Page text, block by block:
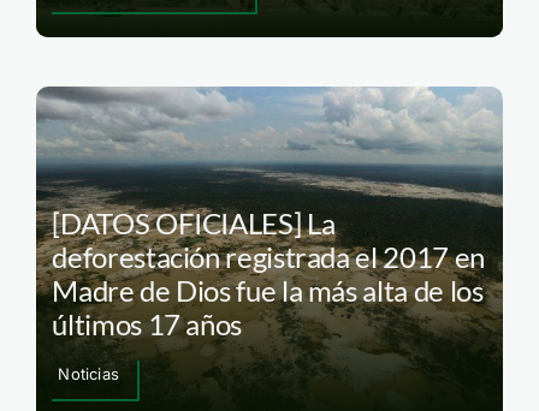
[DATOS OFICIALES] La
deforestación registrada el 2017 en
Madre de Dios fue la más alta de los
últimos 17 años
Noticias